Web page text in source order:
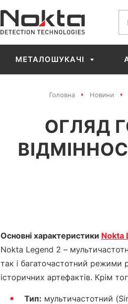
МЕТАЛОШУКАЧІ
Головна Новини
ОГЛЯД
Основні характеристики Nokta
Nokta Legend 2 –
так і багаточастотний
історичних артефактів. Крім
Тип: мультичастотний